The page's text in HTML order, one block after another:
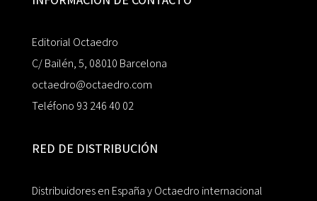
Editorial Octaedro
C/ Bailén, 5, 08010 Barcelona
octaedro@octaedro.com
Teléfono 93 246 40 02
RED DE DISTRIBUCIÓN
Distribuidores en España y Octaedro internacional